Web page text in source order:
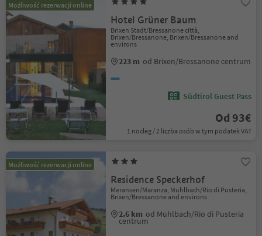
Możliwość rezerwacji online
Hotel Grüner Baum
Brixen Stadt/Bressanone città,
Brixen/Bressanone, Brixen/Bressanone and
environs
223 m od Brixen/Bressanone centrum
Südtirol Guest Pass
Od 93€
1 nocleg / 2 liczba osób w tym podatek VAT
Możliwość rezerwacji online
Residence Speckerhof
Meransen/Maranza, Mühlbach/Rio di Pusteria,
Brixen/Bressanone and environs
2.6 km od Mühlbach/Rio di Pusteria
centrum